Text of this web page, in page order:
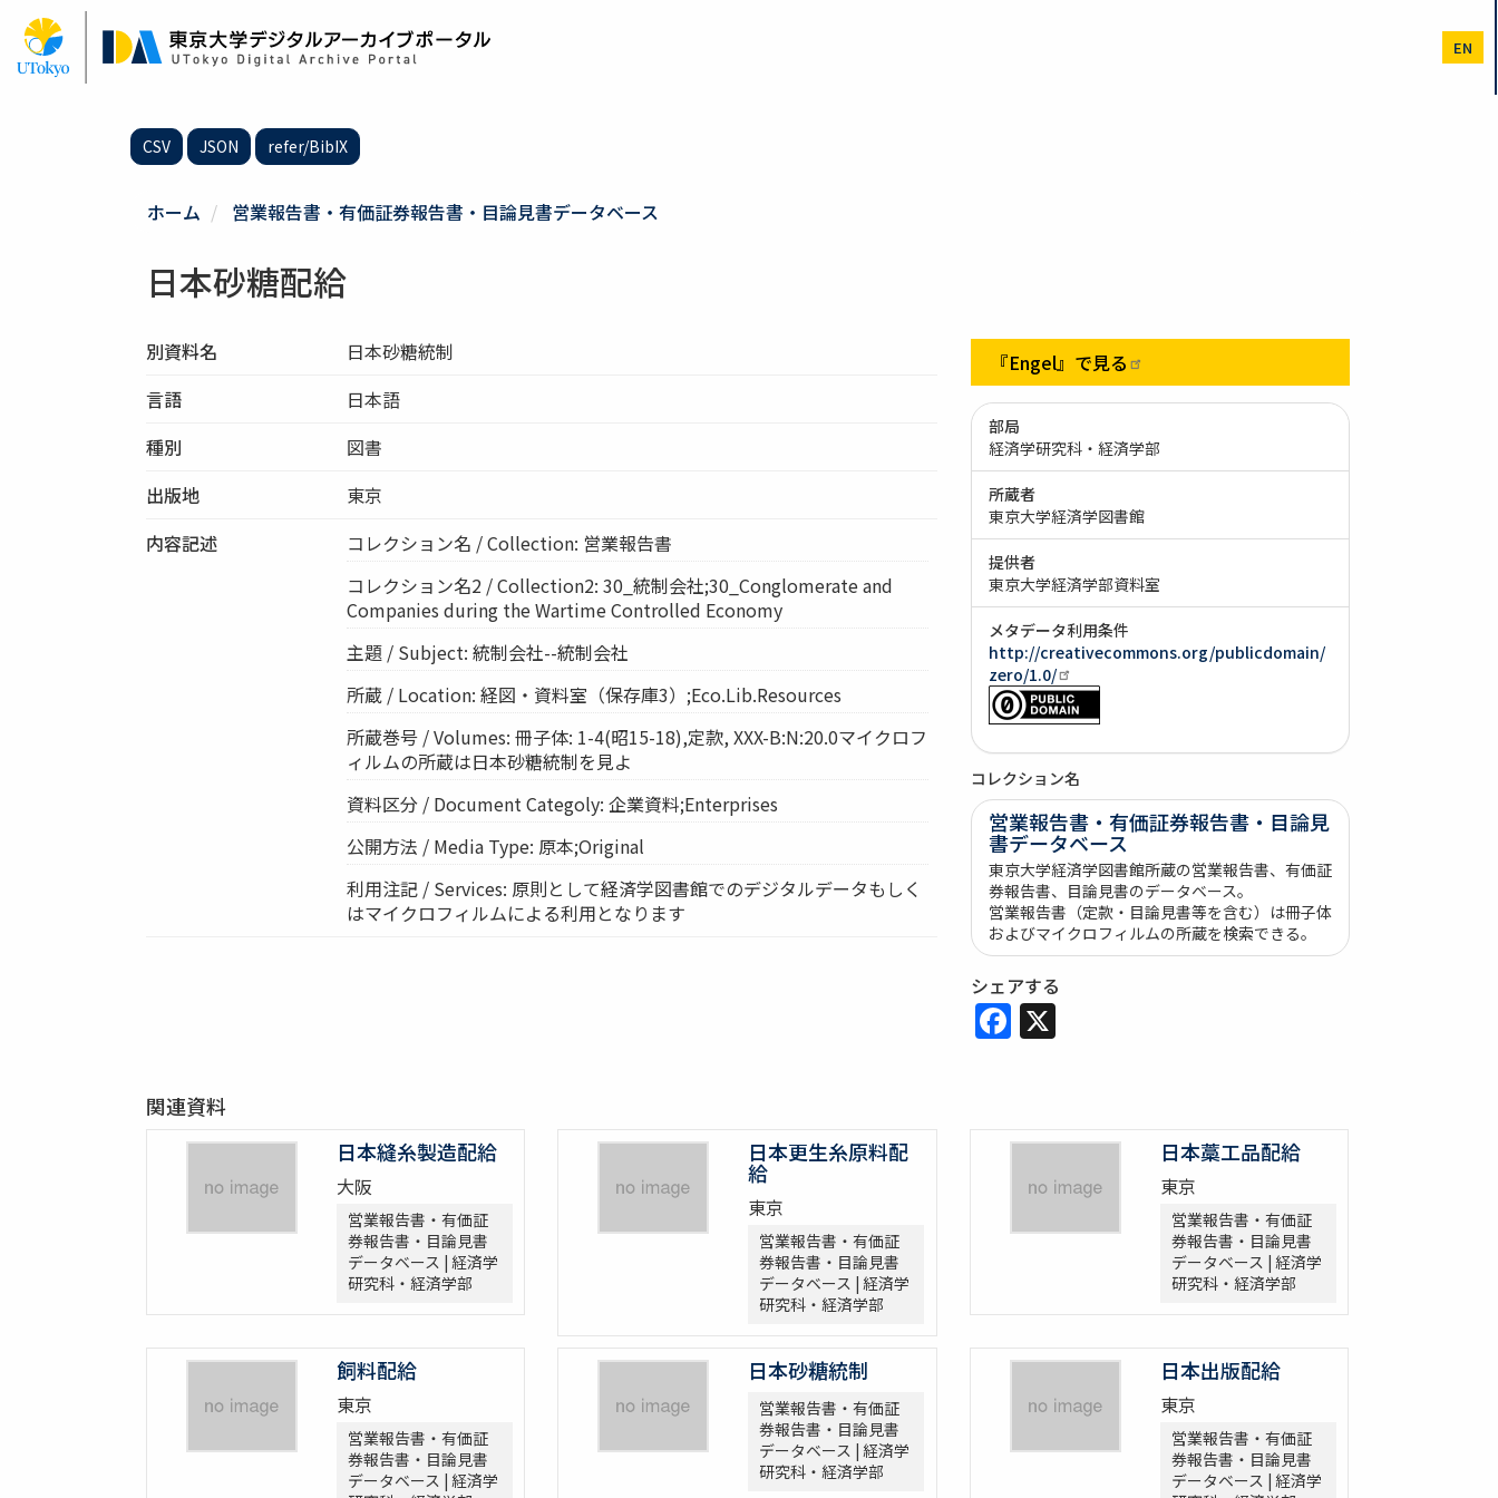
ン
EN
CSV JSON refer/BibIX
ホーム 営業報告書・有価証券報告書・目論見書データベース
日本砂糖配給
別資料名
日本砂糖統制
言語
日本語
種別
図書
出版地
東京
内容記述
コレクション名 / Collection: 営業報告書
コレクション名2 / Collection2: 30_統制会社;30_Conglomerate and
Companies during the Wartime Controlled Economy
主題 / Subject: 統制会社--統制会社
所蔵 / Location: 経図・資料室（保存庫3）;Eco.Lib.Resources
所蔵巻号 / Volumes: 冊子体: 1-4(昭15-18),定款, XXX-B:N:20.0マイクロフ
ィルムの所蔵は日本砂糖統制を見よ
資料区分 / Document Categoly: 企業資料;Enterprises
公開方法 / Media Type: 原本;Original
利用注記 / Services: 原則として経済学図書館でのデジタルデータもしく
はマイクロフィルムによる利用となります
『Engel』で見る
部局
経済学研究科・経済学部
所蔵者
東京大学経済学図書館
提供者
東京大学経済学部資料室
メタデータ利用条件
http://creativecommons.org/publicdomain/
zero/1.0/
コレクション名
営業報告書・有価証券報告書・目論見
書データベース
東京大学経済学図書館所蔵の営業報告書、有価証
券報告書、目論見書のデータベース。
営業報告書（定款・目論見書等を含む）は冊子体
およびマイクロフィルムの所蔵を検索できる。
シェアする
Facebook
X
関連資料
日本縫糸製造配給
大阪
営業報告書・有価証
券報告書・目論見書
データベース | 経済学
研究科・経済学部
日本更生糸原料配
給
東京
営業報告書・有価証
券報告書・目論見書
データベース | 経済学
研究科・経済学部
日本藁工品配給
東京
営業報告書・有価証
券報告書・目論見書
データベース | 経済学
研究科・経済学部
飼料配給
東京
営業報告書・有価証
券報告書・目論見書
データベース | 経済学
日本砂糖統制
営業報告書・有価証
券報告書・目論見書
データベース | 経済学
研究科・経済学部
日本出版配給
東京
営業報告書・有価証
券報告書・目論見書
データベース | 経済学